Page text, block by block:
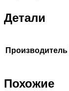
Детали
Производитель
Похожие